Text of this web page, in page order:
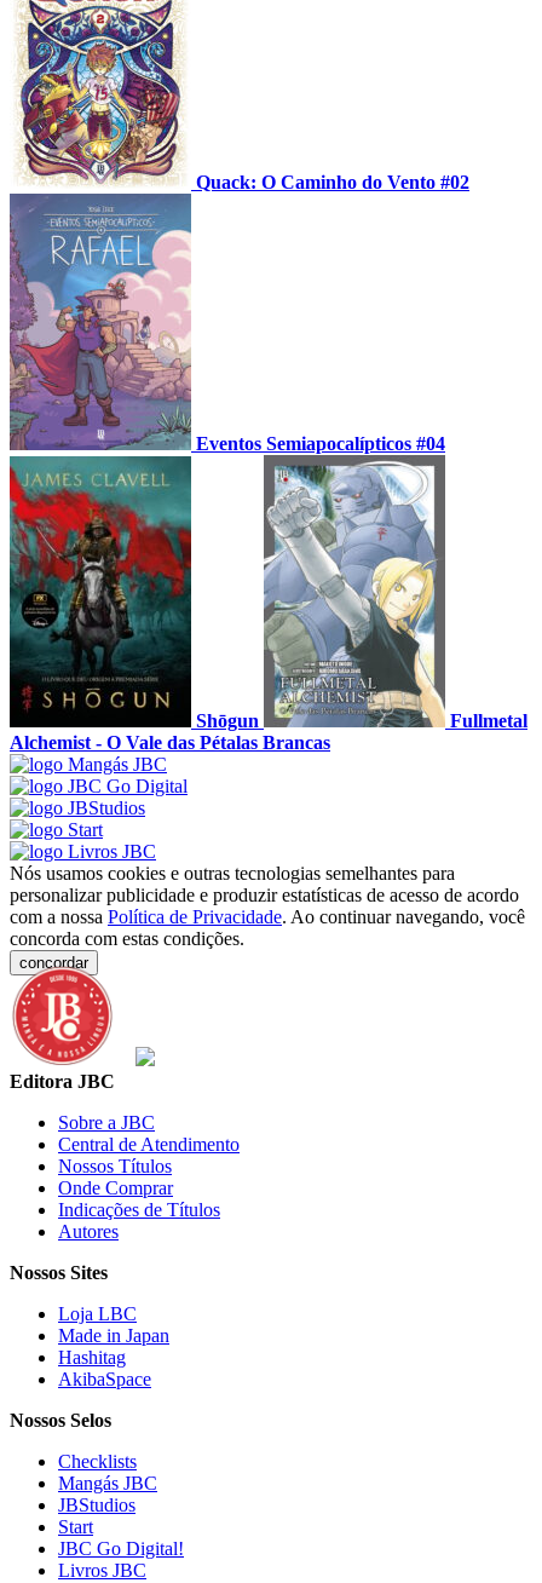
Quack: O Caminho do Vento #02
Eventos Semiapocalípticos #04
Shōgun
Fullmetal
Alchemist - O Vale das Pétalas Brancas
Nós usamos cookies e outras tecnologias semelhantes para
personalizar publicidade e produzir estatísticas de acesso de acordo
com a nossa Política de Privacidade. Ao continuar navegando, você
concorda com estas condições.
concordar
Editora JBC
Sobre a JBC
Central de Atendimento
Nossos Títulos
Onde Comprar
Indicações de Títulos
Autores
Nossos Sites
Loja LBC
Made in Japan
Hashitag
AkibaSpace
Nossos Selos
Checklists
Mangás JBC
JBStudios
Start
JBC Go Digital!
Livros JBC